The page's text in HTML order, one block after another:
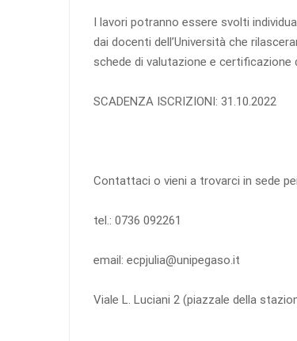
I lavori potranno essere svolti
dai docenti dell’Università che
schede di valutazione e certificazione
SCADENZA ISCRIZIONI: 31.10.2022
Contattaci o vieni a trovarci in sede
tel.: 0736 092261
email: ecpjulia@unipegaso.it
Viale L. Luciani 2 (piazzale della